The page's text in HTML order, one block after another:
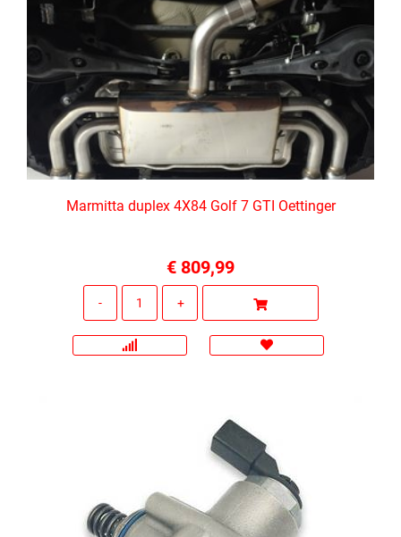
Marmitta duplex 4X84 Golf 7 GTI Oettinger
€ 809,99